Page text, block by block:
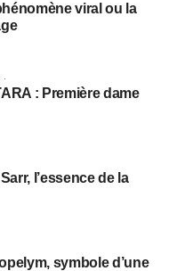
viral ou la
: Première dame
l’essence de la
symbole d’une